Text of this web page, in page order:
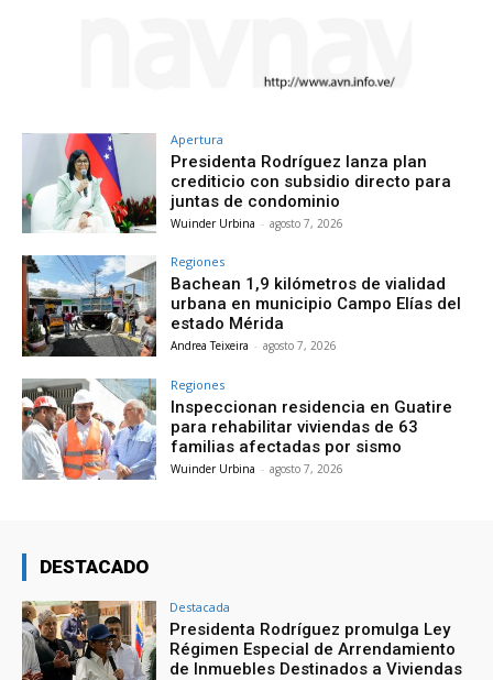
Apertura
Presidenta Rodríguez lanza plan
crediticio con subsidio directo para
juntas de condominio
Wuinder Urbina - agosto 7, 2026
Regiones
Bachean 1,9 kilómetros de vialidad
urbana en municipio Campo Elías del
estado Mérida
Andrea Teixeira - agosto 7, 2026
Regiones
Inspeccionan residencia en Guatire
para rehabilitar viviendas de 63
familias afectadas por sismo
Wuinder Urbina - agosto 7, 2026
DESTACADO
Destacada
Presidenta Rodríguez promulga Ley
Régimen Especial de Arrendamiento
de Inmuebles Destinados a Viviendas